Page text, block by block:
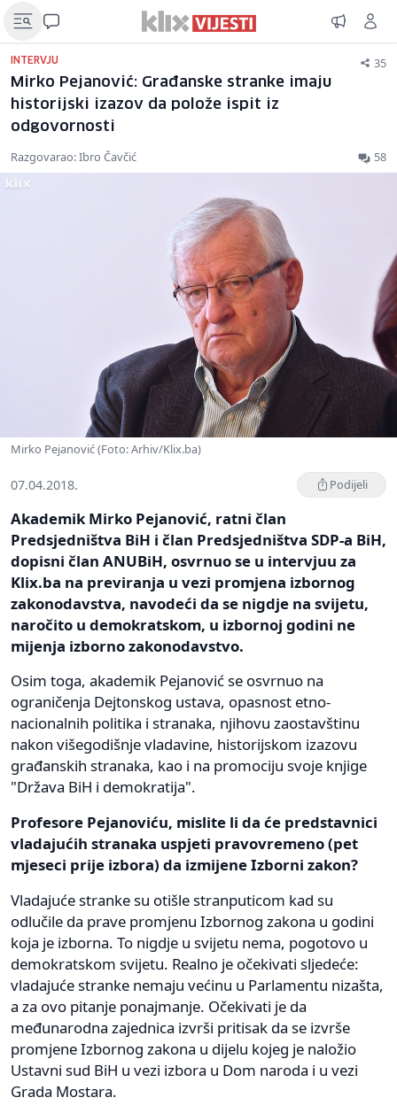
INTERVJU 35
Mirko Pejanović: Građanske stranke imaju
historijski izazov da polože ispit iz
odgovornosti
Razgovarao: Ibro Čavčić 58
Mirko Pejanović (Foto: Arhiv/Klix.ba)
07.04.2018. Podijeli
Akademik Mirko Pejanović, ratni član
Predsjedništva BiH i član Predsjedništva SDP-a BiH,
dopisni član ANUBiH, osvrnuo se u intervjuu za
Klix.ba na previranja u vezi promjena izbornog
zakonodavstva, navodeći da se nigdje na svijetu,
naročito u demokratskom, u izbornoj godini ne
mijenja izborno zakonodavstvo.
Osim toga, akademik Pejanović se osvrnuo na
ograničenja Dejtonskog ustava, opasnost etno-
nacionalnih politika i stranaka, njihovu zaostavštinu
nakon višegodišnje vladavine, historijskom izazovu
građanskih stranaka, kao i na promociju svoje knjige
"Država BiH i demokratija".
Profesore Pejanoviću, mislite li da će predstavnici
vladajućih stranaka uspjeti pravovremeno (pet
mjeseci prije izbora) da izmijene Izborni zakon?
Vladajuće stranke su otišle stranputicom kad su
odlučile da prave promjenu Izbornog zakona u godini
koja je izborna. To nigdje u svijetu nema, pogotovo u
demokratskom svijetu. Realno je očekivati sljedeće:
vladajuće stranke nemaju većinu u Parlamentu nizašta,
a za ovo pitanje ponajmanje. Očekivati je da
međunarodna zajednica izvrši pritisak da se izvrše
promjene Izbornog zakona u dijelu kojeg je naložio
Ustavni sud BiH u vezi izbora u Dom naroda i u vezi
Grada Mostara.